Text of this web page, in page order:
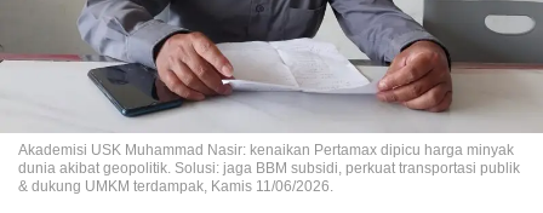
Akademisi USK Muhammad Nasir: kenaikan Pertamax dipicu harga minyak
dunia akibat geopolitik. Solusi: jaga BBM subsidi, perkuat transportasi publik
& dukung UMKM terdampak, Kamis 11/06/2026.